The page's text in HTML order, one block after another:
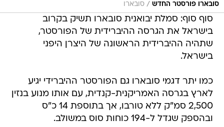
סובארו פורסטר החדש / סובארו
סוף סוף: סמלת יבואנית סובארו תשיק בקרוב
בישראל את הגרסה ההיברידית של הפורסטר,
שתהיה ההיברידית הראשונה של היצרן היפני
בישראל.
כמו יתר דגמי סובארו גם הפורסטר ההיברידי יגיע
לארץ בגרסה האמריקנית-קנדית, עם אותו מנוע בנזין
2,500 סמ"ק ללא טורבו, אך בתוספת 14 כ"ס
ובהספק שגדל ל-194 כוחות סוס במשולב.